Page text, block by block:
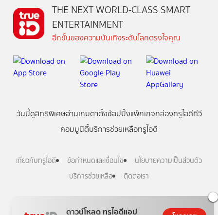
ดาวน์โหลด ทรูไอดีแอป
THE NEXT WORLD-CLASS SMART
ENTERTAINMENT
อีกขั้นของความบันเทิงระดับโลกตรงใจคุณ
วันนี้ดูสิทธิพิเศษอ่านเกมตาตั้งช้อปปิ้งแพ็กเกจกล่องทรูไอดีทีวี
คอมมูนิตี้บริการช่วยเหลือทรูไอดี
เกี่ยวกับทรูไอดี ข้อกำหนดและเงื่อนไข
นโยบายความเป็นส่วนตัว
บริการช่วยเหลือ
ติดต่อเรา